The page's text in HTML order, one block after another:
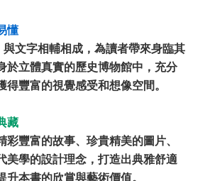
懂
文字相輔相成，為讀者帶來身臨其
於立體真實的歷史博物館中，充分
得豐富的視覺感受和想像空間。
藏
彩豐富的故事、珍貴精美的圖片、
美學的設計理念，打造出典雅舒適
升本書的欣賞與藝術價值。